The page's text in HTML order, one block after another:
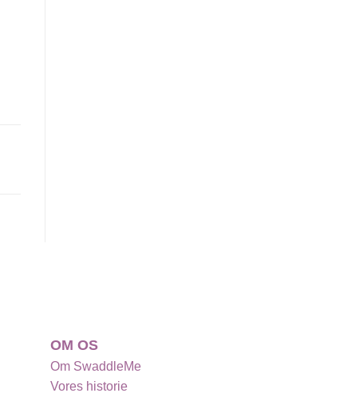
OM OS
Om SwaddleMe
Vores historie